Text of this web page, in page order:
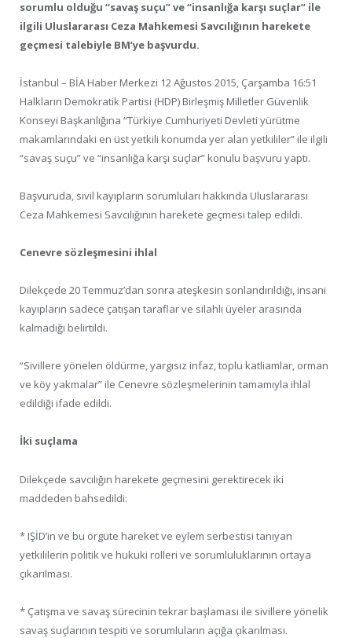
sorumlu olduğu “savaş suçu” ve “insanlığa karşı suçlar” ile
ilgili Uluslararası Ceza Mahkemesi Savcılığının harekete
geçmesi talebiyle BM’ye başvurdu.
İstanbul – BİA Haber Merkezi 12 Ağustos 2015, Çarşamba 16:51
Halkların Demokratik Partisi (HDP) Birleşmiş Milletler Güvenlik
Konseyi Başkanlığına “Türkiye Cumhuriyeti Devleti yürütme
makamlarındaki en üst yetkili konumda yer alan yetkililer” ile ilgili
“savaş suçu” ve “insanlığa karşı suçlar” konulu başvuru yaptı.
Başvuruda, sivil kayıpların sorumluları hakkında Uluslararası
Ceza Mahkemesi Savcılığının harekete geçmesi talep edildi.
Cenevre sözleşmesini ihlal
Dilekçede 20 Temmuz’dan sonra ateşkesin sonlandırıldığı, insani
kayıpların sadece çatışan taraflar ve silahlı üyeler arasında
kalmadığı belirtildi.
“Sivillere yönelen öldürme, yargısız infaz, toplu katliamlar, orman
ve köy yakmalar” ile Cenevre sözleşmelerinin tamamıyla ihlal
edildiği ifade edildi.
İki suçlama
Dilekçede savcılığın harekete geçmesini gerektirecek iki
maddeden bahsedildi:
* IŞİD’in ve bu örgüte hareket ve eylem serbestisi tanıyan
yetkililerin politik ve hukuki rolleri ve sorumluluklarının ortaya
çıkarılması.
* Çatışma ve savaş sürecinin tekrar başlaması ile sivillere yönelik
savaş suçlarının tespiti ve sorumluların açığa çıkarılması.